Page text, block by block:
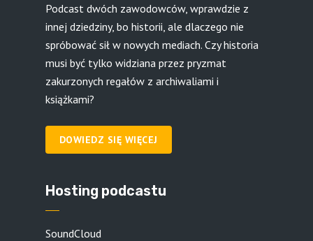
Podcast dwóch zawodowców, wprawdzie z
innej dziedziny, bo historii, ale dlaczego nie
spróbować sił w nowych mediach. Czy historia
musi być tylko widziana przez pryzmat
zakurzonych regałów z archiwaliami i
książkami?
DOWIEDZ SIĘ WIĘCEJ
Hosting podcastu
SoundCloud